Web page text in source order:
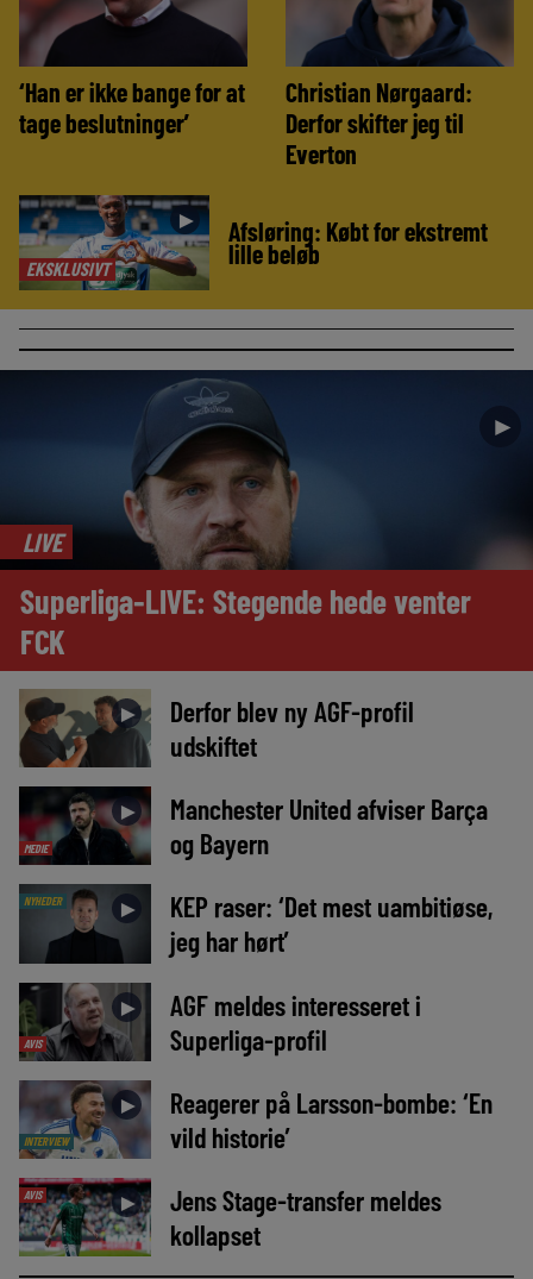
‘Han er ikke bange for at
tage beslutninger’
Christian Nørgaard:
Derfor skifter jeg til
Everton
EKSKLUSIVT
► Afsløring: Købt for ekstremt
lille beløb
►
LIVE
Superliga-LIVE: Stegende hede venter
FCK
►
Derfor blev ny AGF-profil
udskiftet
MEDIE
►
Manchester United afviser Barça
og Bayern
NYHEDER ►
KEP raser: ‘Det mest uambitiøse,
jeg har hørt’
AVIS
►
AGF meldes interesseret i
Superliga-profil
INTERVIEW
►
Reagerer på Larsson-bombe: ‘En
vild historie’
AVIS ►
Jens Stage-transfer meldes
kollapset